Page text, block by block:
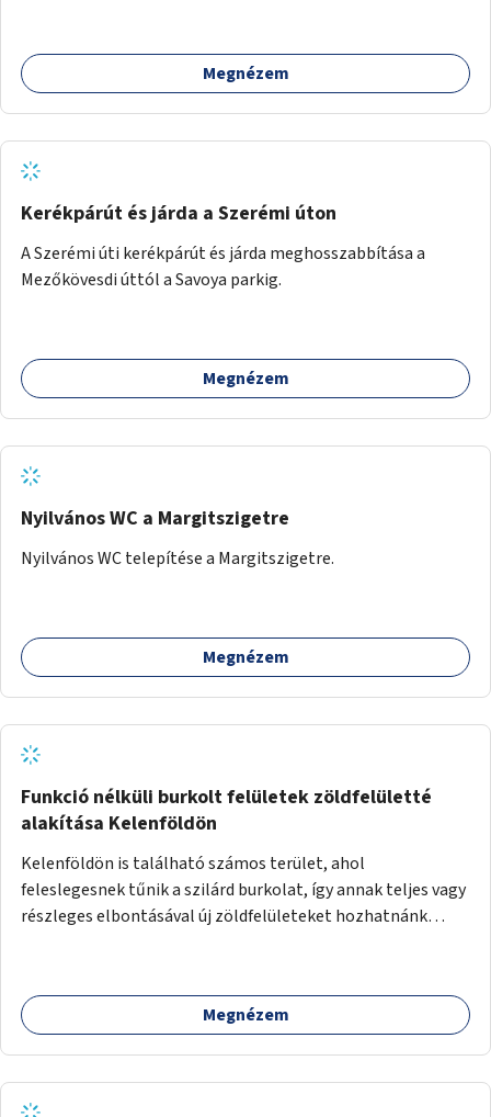
tud játszani, fontos, hogy a téren legyenek formájukban,
hangulatukban elkülönülő pontok, mezítlábas ösvények, az
Megnézem
Kerékpárút és járda a Szerémi úton
A Szerémi úti kerékpárút és járda meghosszabbítása a
Mezőkövesdi úttól a Savoya parkig.
Megnézem
Nyilvános WC a Margitszigetre
Nyilvános WC telepítése a Margitszigetre.
Megnézem
Funkció nélküli burkolt felületek zöldfelületté
alakítása Kelenföldön
Kelenföldön is található számos terület, ahol
feleslegesnek tűnik a szilárd burkolat, így annak teljes vagy
részleges elbontásával új zöldfelületeket hozhatnánk
aszfaltos területek.
Megnézem